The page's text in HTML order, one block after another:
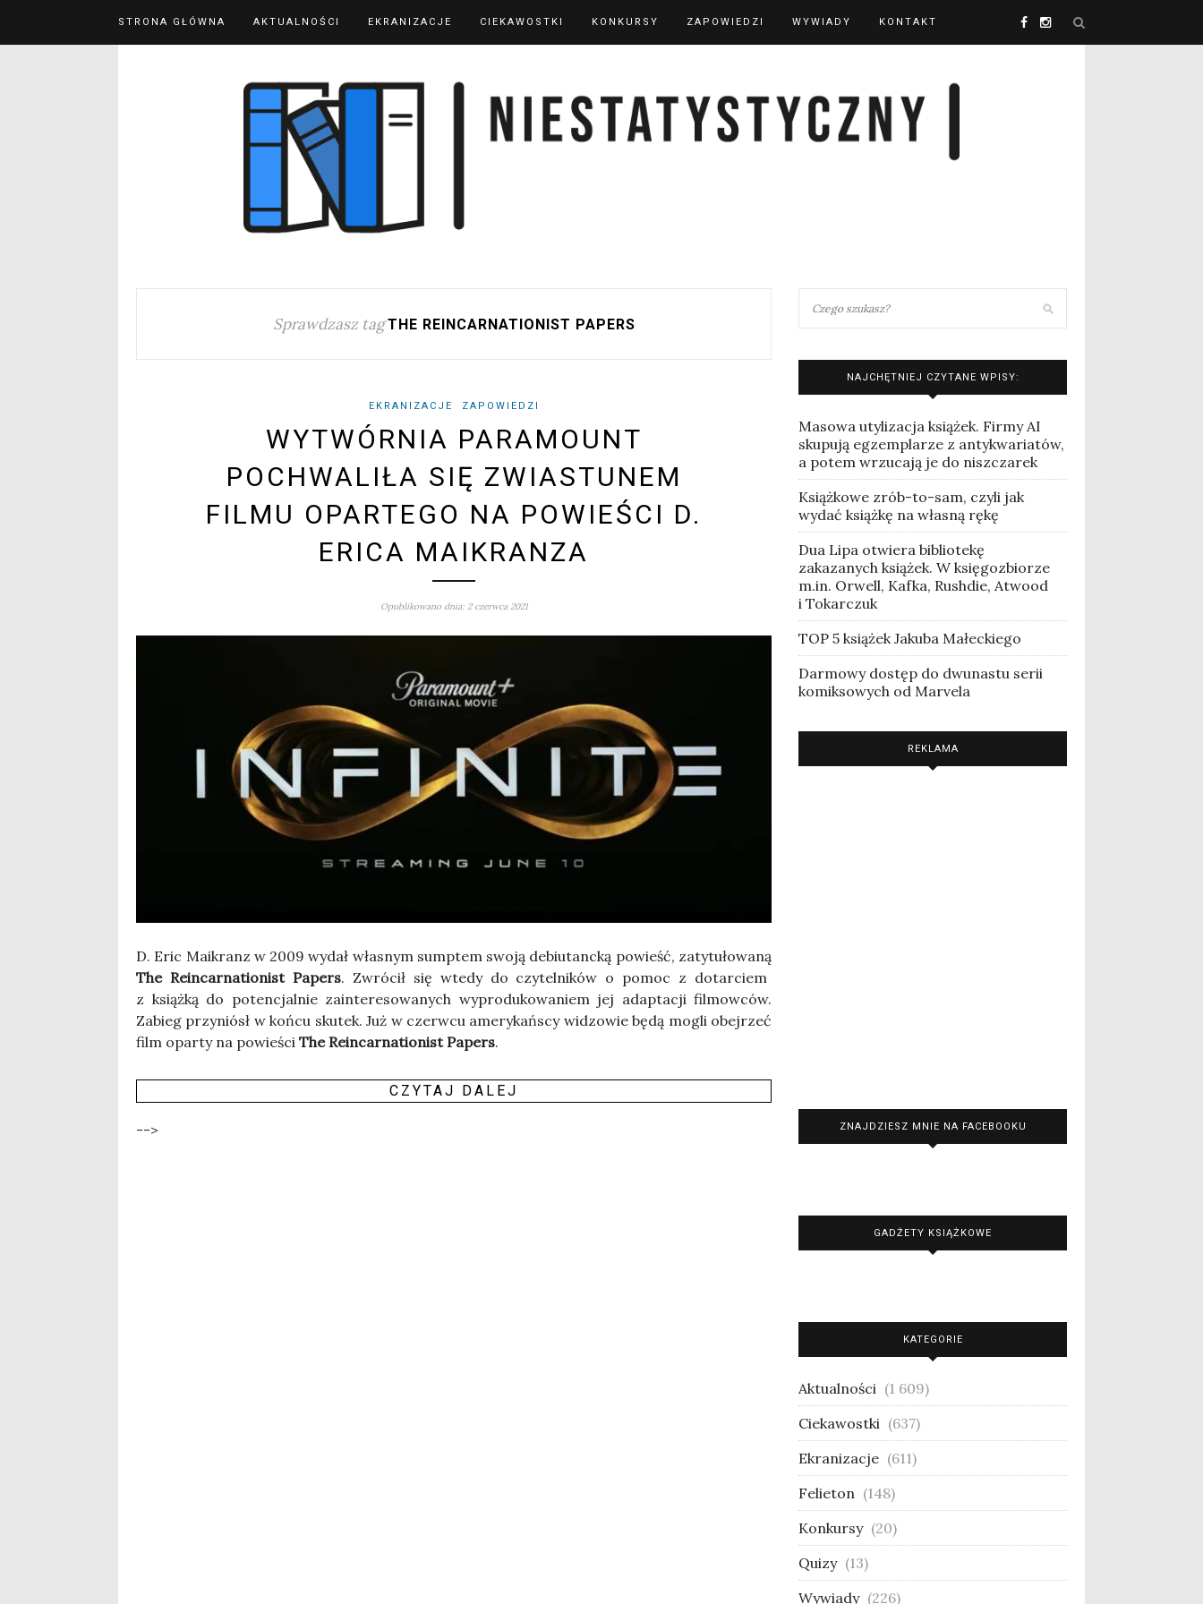
STRONA GŁÓWNA AKTUALNOŚCI EKRANIZACJE CIEKAWOSTKI KONKURSY ZAPOWIEDZI WYWIADY KONTAKT
Sprawdzasz tag THE REINCARNATIONIST PAPERS
EKRANIZACJE ZAPOWIEDZI
WYTWÓRNIA PARAMOUNT
POCHWALIŁA SIĘ ZWIASTUNEM
FILMU OPARTEGO NA POWIEŚCI D.
ERICA MAIKRANZA
Opublikowano dnia: 2 czerwca 2021
D. Eric Maikranz w 2009 wydał wła­snym sump­tem swo­ją debiu­tanc­ką powieść, zaty­tu­ło­wa­ną
The Rein­car­na­tio­nist Papers. Zwró­cił się wte­dy do czy­tel­ni­ków o pomoc z dotar­ciem
z książ­ką do poten­cjal­nie zain­te­re­so­wa­nych wypro­du­ko­wa­niem jej adap­ta­cji fil­mow­ców.
Zabieg przy­niósł w koń­cu sku­tek. Już w czerw­cu ame­ry­kań­scy widzo­wie będą mogli obej­rzeć
film opar­ty na powie­ści The Rein­car­na­tio­nist Papers.
CZY­TAJ DALEJ
-->
NAJCHĘTNIEJ CZYTANE WPISY:
Masowa utylizacja książek. Firmy AI
skupują egzemplarze z antykwariatów,
a potem wrzucają je do niszczarek
Książkowe zrób-to-sam, czyli jak
wydać książkę na własną rękę
Dua Lipa otwiera bibliotekę
zakazanych książek. W księgozbiorze
m.in. Orwell, Kafka, Rushdie, Atwood
i Tokarczuk
TOP 5 książek Jakuba Małeckiego
Darmowy dostęp do dwunastu serii
komiksowych od Marvela
REKLAMA
ZNAJDZIESZ MNIE NA FACEBOOKU
GADŻETY KSIĄŻKOWE
KATEGORIE
Aktualności (1 609)
Ciekawostki (637)
Ekranizacje (611)
Felieton (148)
Konkursy (20)
Quizy (13)
Wywiady (226)